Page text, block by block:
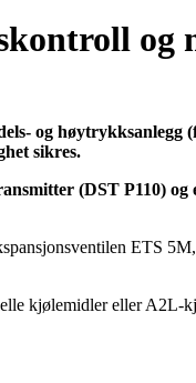
og
og
sikres.
(DST P110) og
ETS
kjølemidler eller A2L-